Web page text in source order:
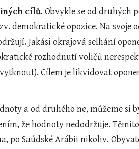
cílů. Obvykle se od druhých
demokratické opozice. Na
Jakási okrajová selhání
rozhodnutí voličů
Cílem je likvidovat
a od druhého ne, můžeme si
že hodnoty nedodržuje.
po Saúdské Arábii nikoliv.